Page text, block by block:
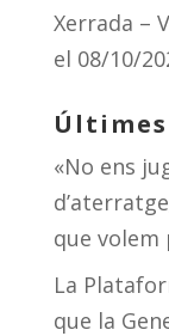
Xerrada –
el 08/10/
«No ens
que volem
La
que la